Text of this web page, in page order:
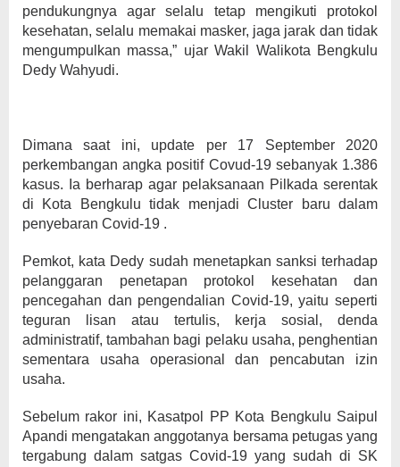
pendukungnya agar selalu tetap mengikuti protokol
kesehatan, selalu memakai masker, jaga jarak dan tidak
mengumpulkan massa,” ujar Wakil Walikota Bengkulu
Dedy Wahyudi.
Dimana saat ini, update per 17 September 2020
perkembangan angka positif Covud-19 sebanyak 1.386
kasus. Ia berharap agar pelaksanaan Pilkada serentak
di Kota Bengkulu tidak menjadi Cluster baru dalam
penyebaran Covid-19 .
Pemkot, kata Dedy sudah menetapkan sanksi terhadap
pelanggaran penetapan protokol kesehatan dan
pencegahan dan pengendalian Covid-19, yaitu seperti
teguran lisan atau tertulis, kerja sosial, denda
administratif, tambahan bagi pelaku usaha, penghentian
sementara usaha operasional dan pencabutan izin
usaha.
Sebelum rakor ini, Kasatpol PP Kota Bengkulu Saipul
Apandi mengatakan anggotanya bersama petugas yang
tergabung dalam satgas Covid-19 yang sudah di SK